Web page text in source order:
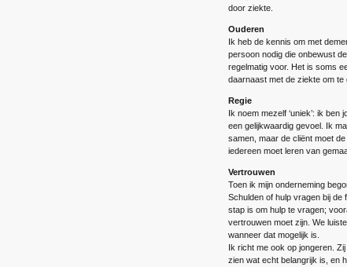
door ziekte.
Ouderen
Ik heb de kennis om met
persoon nodig die onbewust
regelmatig voor. Het is soms
daarnaast met de ziekte om te
Regie
Ik noem mezelf ‘uniek’: ik
een gelijkwaardig gevoel. Ik
samen, maar de cliënt moet
iedereen moet leren van
Vertrouwen
Toen ik mijn onderneming
Schulden of hulp vragen bij de
stap is om hulp te vragen;
vertrouwen moet zijn. We
wanneer dat mogelijk is.
Ik richt me ook op jongeren.
zien wat echt belangrijk is, en